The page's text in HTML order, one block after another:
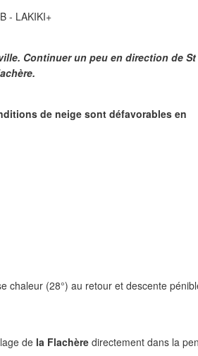
- LAKIKI+
Continuer un peu en direction de St
de neige sont défavorables en
chaleur (28°) au retour et descente
de la Flachère directement dans la